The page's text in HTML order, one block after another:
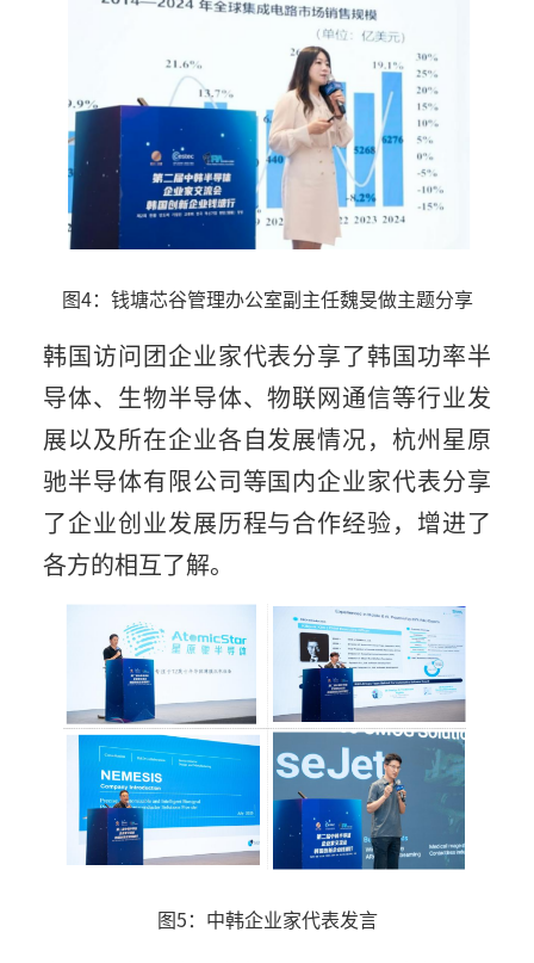
图4：钱塘芯谷管理办公室副主任魏旻做主题分享
韩国访问团企业家代表分享了韩国功率半
导体、生物半导体、物联网通信等行业发
展以及所在企业各自发展情况，杭州星原
驰半导体有限公司等国内企业家代表分享
了企业创业发展历程与合作经验，增进了
各方的相互了解。
图5：中韩企业家代表发言